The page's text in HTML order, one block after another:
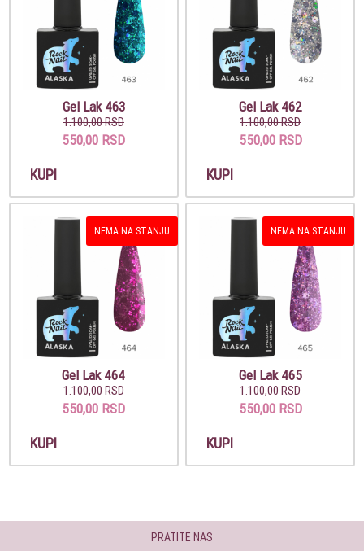
Gel Lak 463
1.100,00 RSD
550,00 RSD
KUPI
Gel Lak 462
1.100,00 RSD
550,00 RSD
KUPI
NEMA NA STANJU
Gel Lak 464
1.100,00 RSD
550,00 RSD
KUPI
NEMA NA STANJU
Gel Lak 465
1.100,00 RSD
550,00 RSD
KUPI
PRATITE NAS